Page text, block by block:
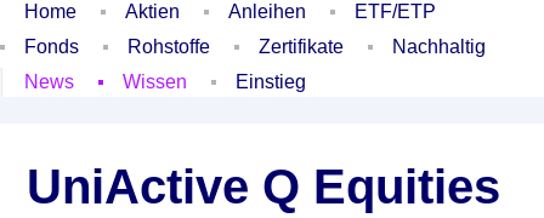
Home Aktien Anleihen
ETF/ETP
Fonds
Rohstoffe Zertifikate
Nachhaltig
News
Wissen Einstieg
UniActive Q Equities